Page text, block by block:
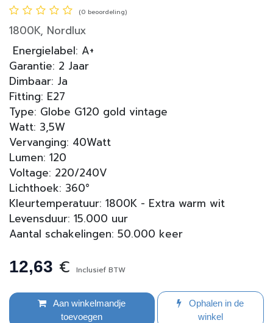
(0 beoordeling)
1800K, Nordlux
Energielabel: A+
Garantie: 2 Jaar
Dimbaar: Ja
Fitting: E27
Type: Globe G120 gold vintage
Watt: 3,5W
Vervanging: 40Watt
Lumen: 120
Voltage: 220/240V
Lichthoek: 360°
Kleurtemperatuur: 1800K - Extra warm wit
Levensduur: 15.000 uur
Aantal schakelingen: 50.000 keer
12,63 € Inclusief BTW
Aan winkelmandje
toevoegen
Ophalen in de
winkel